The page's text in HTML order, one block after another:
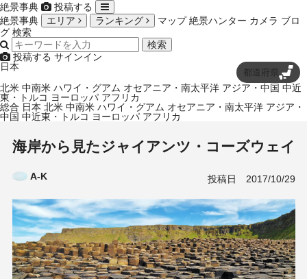
絶景事典
投稿する
絶景事典
エリア ランキング マップ 絶景ハンター カメラ ブロ
グ 検索
検索
投稿する サインイン
日本
都道府県
北米 中南米 ハワイ・グアム オセアニア・南太平洋 アジア・中国 中近
東・トルコ ヨーロッパ アフリカ
総合 日本 北米 中南米 ハワイ・グアム オセアニア・南太平洋 アジア・
中国 中近東・トルコ ヨーロッパ アフリカ
海岸から見たジャイアンツ・コーズウェイ
A-K 投稿日 2017/10/29